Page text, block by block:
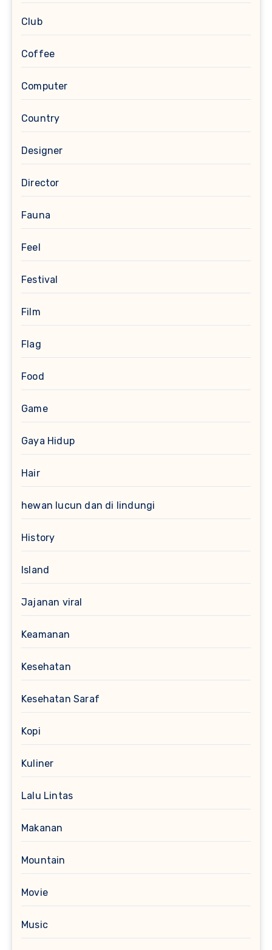
Club
Coffee
Computer
Country
Designer
Director
Fauna
Feel
Festival
Film
Flag
Food
Game
Gaya Hidup
Hair
hewan lucun dan di lindungi
History
Island
Jajanan viral
Keamanan
Kesehatan
Kesehatan Saraf
Kopi
Kuliner
Lalu Lintas
Makanan
Mountain
Movie
Music